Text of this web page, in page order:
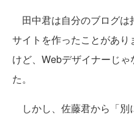
田中君は自分のブログは
サイトを作ったことがあ
けど、Webデザイナーじ
た。
しかし、佐藤君から「別